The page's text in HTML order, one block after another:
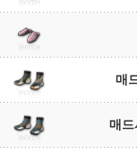
매
매드